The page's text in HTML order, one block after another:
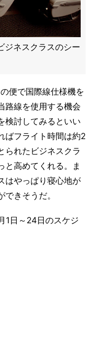
ネスクラスのシー
便で国際線仕様機を
路線を使用する機会
検討してみるといい
ばフライト時間は約2
られたビジネスクラ
と高めてくれる。ま
はやっぱり寝心地が
きそうだ。
1日～24日のスケジ